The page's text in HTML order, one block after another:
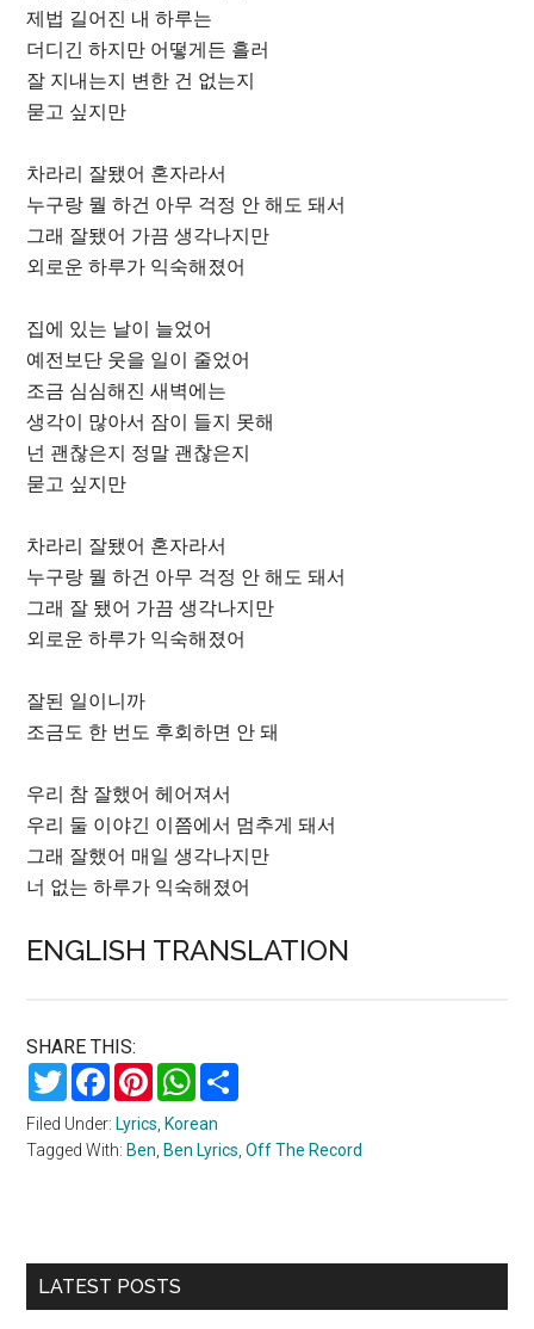
제법 길어진 내 하루는
더디긴 하지만 어떻게든 흘러
잘 지내는지 변한 건 없는지
묻고 싶지만
차라리 잘됐어 혼자라서
누구랑 뭘 하건 아무 걱정 안 해도 돼서
그래 잘됐어 가끔 생각나지만
외로운 하루가 익숙해졌어
집에 있는 날이 늘었어
예전보단 웃을 일이 줄었어
조금 심심해진 새벽에는
생각이 많아서 잠이 들지 못해
넌 괜찮은지 정말 괜찮은지
묻고 싶지만
차라리 잘됐어 혼자라서
누구랑 뭘 하건 아무 걱정 안 해도 돼서
그래 잘 됐어 가끔 생각나지만
외로운 하루가 익숙해졌어
잘된 일이니까
조금도 한 번도 후회하면 안 돼
우리 참 잘했어 헤어져서
우리 둘 이야긴 이쯤에서 멈추게 돼서
그래 잘했어 매일 생각나지만
너 없는 하루가 익숙해졌어
ENGLISH TRANSLATION
SHARE THIS:
TwitterFacebookPinterestWhatsApp
Filed Under: Lyrics, Korean
Tagged With: Ben, Ben Lyrics,Off The Record
Primary
LATEST POSTS